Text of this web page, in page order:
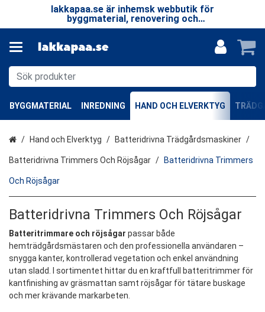
lakkapaa.se är inhemsk webbutik för
byggmaterial, renovering och
specialprodukter.
BYGGMATERIAL INREDNING HAND OCH ELVERKTYG
HemHand och Elverktyg Batteridrivna Trädgårdsmaskiner
Batteridrivna Trimmers Och Röjsågar Batteridrivna Trimmers
Och Röjsågar
Batteridrivna Trimmers Och Röjsågar
Batteritrimmare och röjsågar passar både
hemträdgårdsmästaren och den professionella användaren –
snygga kanter, kontrollerad vegetation och enkel användning
utan sladd. I sortimentet hittar du en kraftfull batteritrimmer för
kantfinishing av gräsmattan samt röjsågar för tätare buskage
och mer krävande markarbeten.